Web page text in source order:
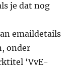
je dat nog
emaildetails
onder
‘VvE-